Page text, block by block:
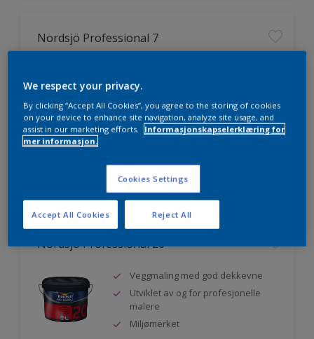
Nordsjö Professional 7
Lett å påføre og fordele
Jevnere og finere finish, også i
mørke farger
Sammenligne
Nordsjö Professional 20
Veggmaling med god dekkevne
Utviklet av og for profesjonelle
malere
Miljømerket
We respect your privacy.
By clicking “Accept All Cookies”, you agree to the storing of cookies
on your device to enhance site navigation, analyze site usage, and
assist in our marketing efforts.
Informasjonskapselerklæring for
mer informasjon.
Cookies Settings
Reject All
Accept All Cookies